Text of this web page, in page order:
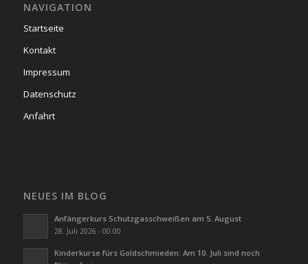
NAVIGATION
Startseite
Kontakt
Impressum
Datenschutz
Anfahrt
NEUES IM BLOG
Anfängerkurs Schutzgasschweißen am 5. August
28. Juli 2026 - 00:00
Kinderkurse fürs Goldschmieden: Am 10. Juli sind noch